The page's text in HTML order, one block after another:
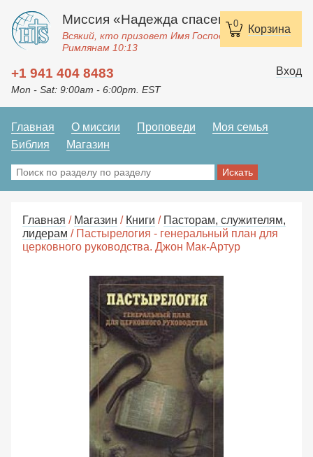
0 Корзина
Миссия «Надежда спасения»
Всякий, кто призовет Имя Господне, спасется.
Римлянам 10:13
+1 941 404 8483
Mon - Sat: 9:00am - 6:00pm. EST
Вход
Главная О миссии Проповеди
Моя семья
Библия
Магазин
Главная / Магазин / Книги / Пасторам, служителям,
лидерам / Пастырелогия - генеральный план для
церковного руководства. Джон Мак-Артур